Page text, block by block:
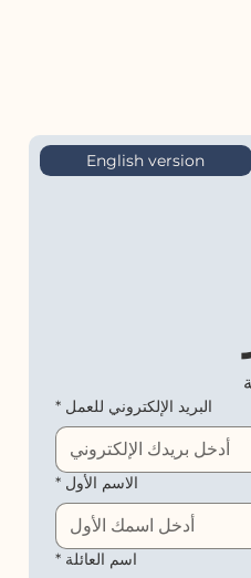
* البريد الإلكتروني للعمل
* الاسم الأول
* اسم العائلة
English version